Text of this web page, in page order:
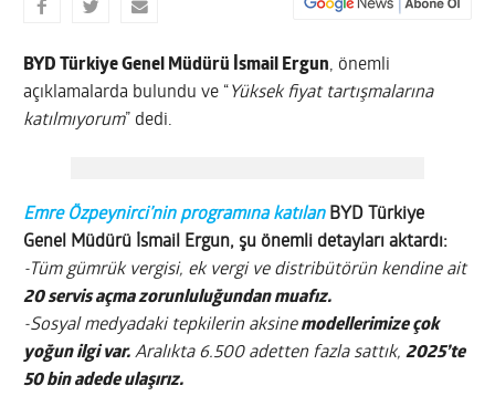
BYD Türkiye Genel Müdürü İsmail Ergun, önemli
açıklamalarda bulundu ve “ Yüksek fiyat tartışmalarına
katılmıyorum” dedi.
Emre Özpeynirci’nin programına katılanBYD Türkiye
Genel Müdürü İsmail Ergun, şu önemli detayları aktardı:
-Tüm gümrük vergisi, ek vergi ve distribütörün kendine ait
20 servis açma zorunluluğundan muafız.
-Sosyal medyadaki tepkilerin aksinemodellerimize çok
yoğun ilgi var. Aralıkta 6.500 adetten fazla sattık,2025’te
50 bin adede ulaşırız.